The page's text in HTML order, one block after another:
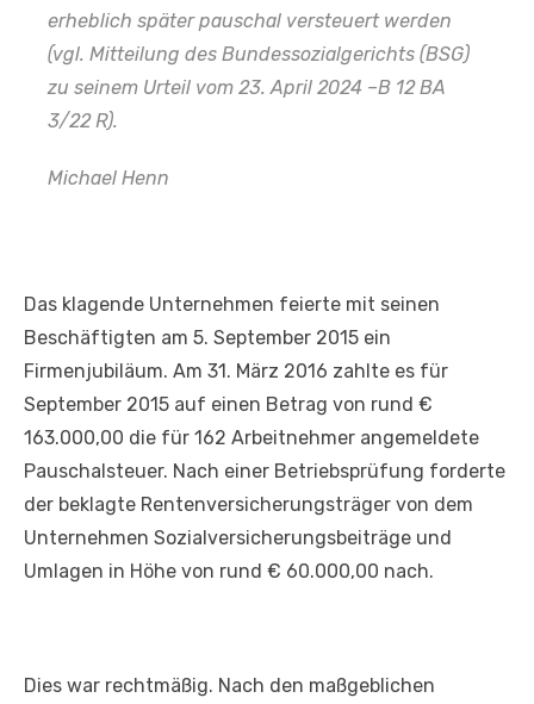
erheblich später pauschal versteuert werden
(vgl. Mitteilung des Bundessozialgerichts (BSG)
zu seinem Urteil vom 23. April 2024 –B 12 BA
3/22 R).
Michael Henn
Das klagende Unternehmen feierte mit seinen
Beschäftigten am 5. September 2015 ein
Firmenjubiläum. Am 31. März 2016 zahlte es für
September 2015 auf einen Betrag von rund €
163.000,00 die für 162 Arbeitnehmer angemeldete
Pauschalsteuer. Nach einer Betriebsprüfung forderte
der beklagte Rentenversicherungsträger von dem
Unternehmen Sozialversicherungsbeiträge und
Umlagen in Höhe von rund € 60.000,00 nach.
Dies war rechtmäßig. Nach den maßgeblichen